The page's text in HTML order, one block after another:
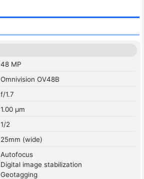
48 MP
Omnivision OV48B
f/1.7
1.00 µm
1/2
25mm (wide)
Autofocus
Digital image stabilization
Geotagging